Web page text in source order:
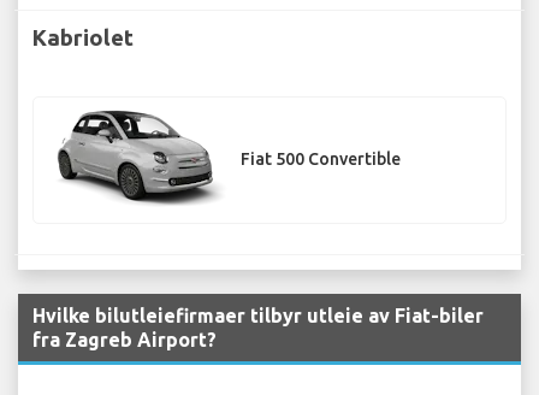
Kabriolet
Fiat 500 Convertible
Hvilke bilutleiefirmaer tilbyr utleie av Fiat-biler
fra Zagreb Airport?